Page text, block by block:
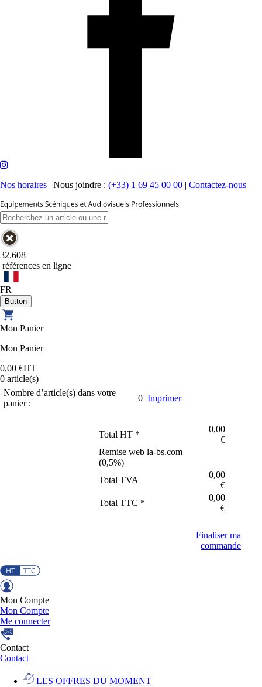
Nos horaires | Nous joindre : (+33) 1 69 45 00 00 | Contactez-nous
32.608
références en ligne
FR
Mon Panier
Mon Panier
0,00 €HT
0 article(s)
Nombre d’article(s) dans votre
panier :
0 Imprimer
Total HT *
0,00
€
Remise web la-bs.com
(0,5%)
Total TVA
0,00
€
Total TTC *
0,00
€
Finaliser ma
commande
Mon Compte
Mon Compte
Me connecter
Contact
Contact
LES OFFRES DU MOMENT